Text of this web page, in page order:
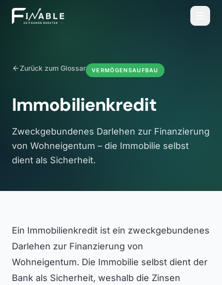
Zurück zum Glossar VERMÖGENSAUFBAU
Immobilienkredit
Zweckgebundenes Darlehen zur Finanzierung
von Wohneigentum – die Immobilie selbst
dient als Sicherheit.
Ein Immobilienkredit ist ein zweckgebundenes
Darlehen zur Finanzierung von
Wohneigentum. Die Immobilie selbst dient der
Bank als Sicherheit, weshalb die Zinsen